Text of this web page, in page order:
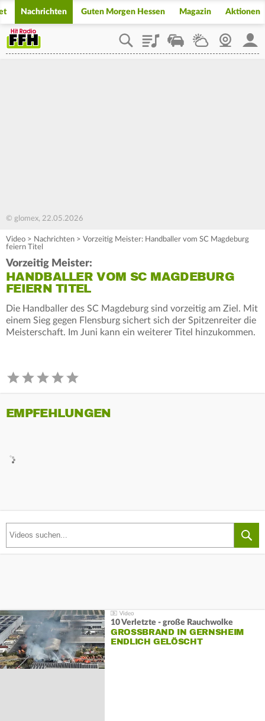
Nachrichten Guten Morgen Hessen Magazin Aktionen
PlaylistStaupilotWetterWebcam
© glomex, 22.05.2026
Video > Nachrichten > Vorzeitig Meister: Handballer vom SC Magdeburg
feiern Titel
Vorzeitig Meister:
HANDBALLER VOM SC MAGDEBURG
FEIERN TITEL
Die Handballer des SC Magdeburg sind vorzeitig am Ziel. Mit
einem Sieg gegen Flensburg sichert sich der Spitzenreiter die
Meisterschaft. Im Juni kann ein weiterer Titel hinzukommen.
EMPFEHLUNGEN
10 Verletzte - große Rauchwolke
GROSSBRAND IN GERNSHEIM E
NDLICH GELÖSCHT